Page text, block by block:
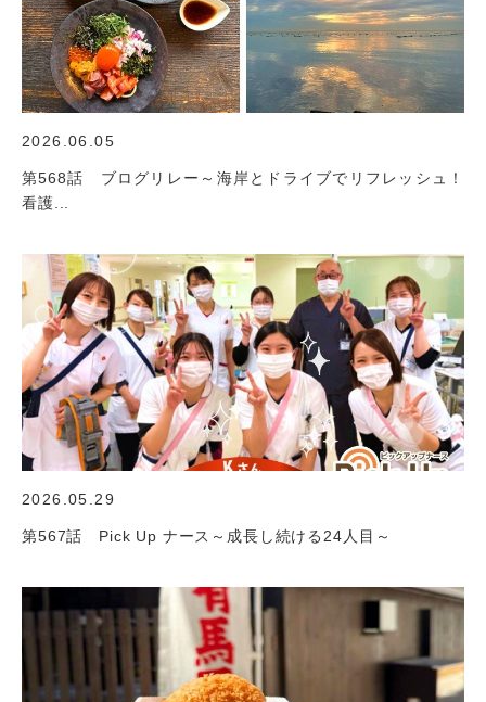
2026.06.05
第568話 ブログリレー～海岸とドライブでリフレッシュ！
看護...
2026.05.29
第567話 Pick Up ナース～成長し続ける24人目～